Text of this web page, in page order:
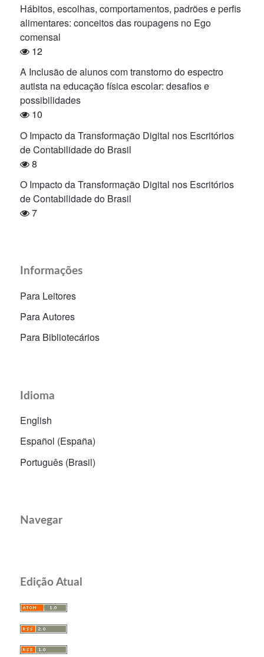
Hábitos, escolhas, comportamentos, padrões e perfis
alimentares: conceitos das roupagens no Ego
comensal
12
A Inclusão de alunos com transtorno do espectro
autista na educação física escolar: desafios e
possibilidades
10
O Impacto da Transformação Digital nos Escritórios
de Contabilidade do Brasil
8
O Impacto da Transformação Digital nos Escritórios
de Contabilidade do Brasil
7
Informações
Para Leitores
Para Autores
Para Bibliotecários
Idioma
English
Español (España)
Português (Brasil)
Navegar
Edição Atual